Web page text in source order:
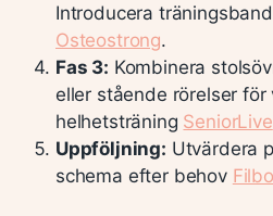
Introducera
Osteostrong.
Fas 3: Kombinera
eller stående rörelser för
helhetsträning SeniorLive
Uppföljning: Utvärdera
schema efter behov